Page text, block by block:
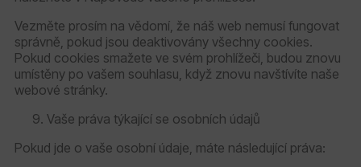
Vezměte prosím na vědomí, že náš web nemusí fungovat
správně, pokud jsou deaktivovány všechny cookies.
Pokud cookies smažete ve svém prohlížeči, budou znovu
umístěny po vašem souhlasu, když znovu navštívíte naše
webové stránky.
Vaše práva týkající se osobních údajů
Pokud jde o vaše osobní údaje, máte následující práva: